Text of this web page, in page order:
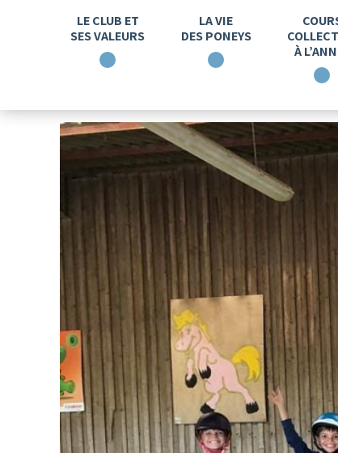
LE CLUB ET
SES VALEURS
LA VIE
DES PONEYS
À